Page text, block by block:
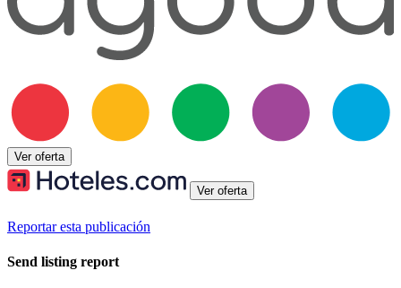
Ver oferta
Ver oferta
Reportar esta publicación
Send listing report